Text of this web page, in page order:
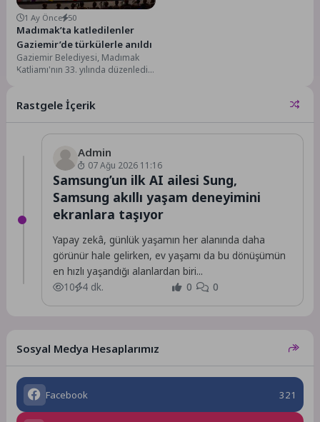
1 Ay Önce 50
Madımak’ta katledilenler
Gaziemir’de türkülerle anıldı
Gaziemir Belediyesi, Madımak
Katliamı'nın 33. yılında düzenlediği
katliamda...
Rastgele İçerik
Admin
07 Ağu 2026 11:16
Samsung’un ilk AI ailesi Sung,
Samsung akıllı yaşam deneyimini
ekranlara taşıyor
Yapay zekâ, günlük yaşamın her alanında daha
görünür hale gelirken, ev yaşamı da bu dönüşümün
en hızlı yaşandığı alanlardan biri...
10
4 dk. 0 0
Sosyal Medya Hesaplarımız
Facebook 321